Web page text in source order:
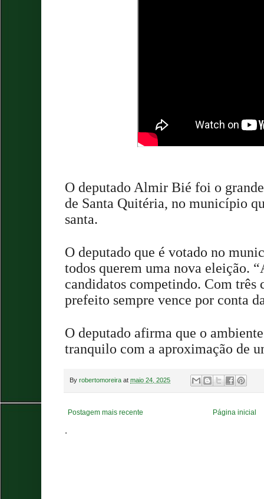
O deputado Almir Bié foi o
de Santa Quitéria, no município
santa.
O deputado que é votado no
todos querem uma nova eleição.
candidatos competindo. Com três
prefeito sempre vence por conta
O deputado afirma que o
tranquilo com a aproximação de
By robertomoreira at maio 24, 2025
Postagem mais recente Página inicial
.